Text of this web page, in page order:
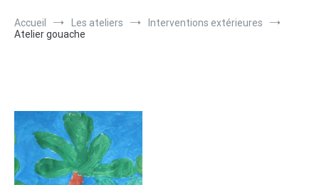
Accueil Les ateliers
Interventions extérieures
Atelier gouache